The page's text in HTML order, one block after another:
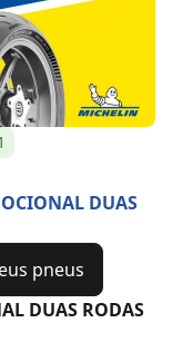
DUAS
pneus
DUAS RODAS